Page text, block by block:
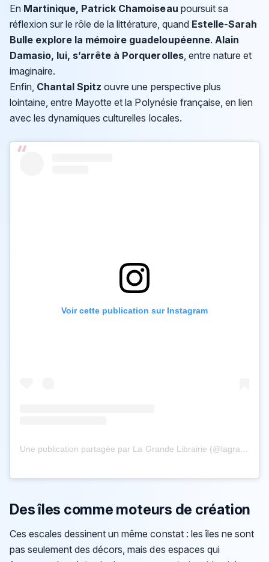
En Martinique, Patrick Chamoiseau poursuit sa
réflexion sur le rôle de la littérature, quand Estelle-Sarah
Bulle explore la mémoire guadeloupéenne. Alain
Damasio, lui, s’arrête à Porquerolles, entre nature et
imaginaire.
Enfin, Chantal Spitz ouvre une perspective plus
lointaine, entre Mayotte et la Polynésie française, en lien
avec les dynamiques culturelles locales.
Voir cette publication sur Instagram
Une publication partagée par La Grande Librairie (@lagrandelibrairie)
Des îles comme moteurs de création
Ces escales dessinent un même constat : les îles ne sont
pas seulement des décors, mais des espaces qui